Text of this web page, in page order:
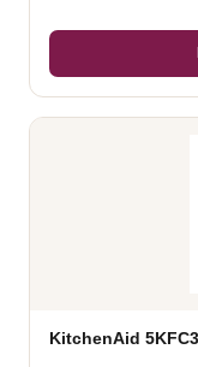
KitchenAid